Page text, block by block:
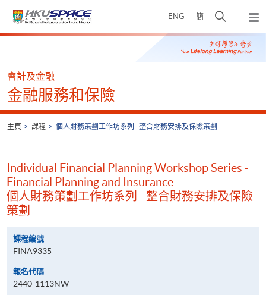
ENG 簡
開
搜
尋
彈
出
主
Main
會計及金融
金融服務和保險
主頁 課程 個人財務策劃工作坊系列 - 整合財務安排及保險策劃
Individual Financial Planning Workshop Series -
Financial Planning and Insurance
個人財務策劃工作坊系列 - 整合財務安排及保險
策劃
課程編號
FINA9335
報名代碼
2440-1113NW